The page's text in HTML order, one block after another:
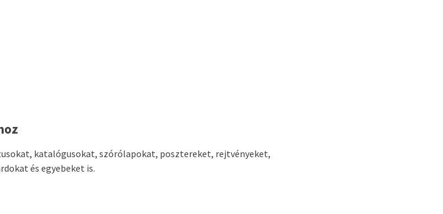
katalógusokat, szórólapokat, posztereket, rejtvényeket,
és egyebeket is.